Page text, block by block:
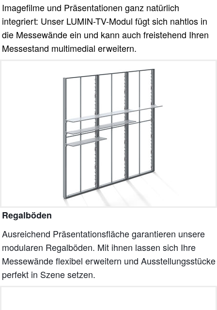
Imagefilme und Präsentationen ganz natürlich
integriert: Unser LUMIN-TV-Modul fügt sich nahtlos in
die Messewände ein und kann auch freistehend Ihren
Messestand multimedial erweitern.
Regalböden
Ausreichend Präsentationsfläche garantieren unsere
modularen Regalböden. Mit ihnen lassen sich Ihre
Messewände flexibel erweitern und Ausstellungsstücke
perfekt in Szene setzen.